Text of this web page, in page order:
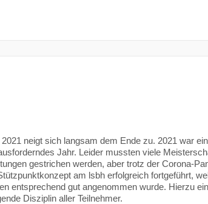
neigt sich langsam dem Ende zu. 2021 war
Jahr. Leider mussten viele
gestrichen werden, aber trotz der Corona-
am lsbh erfolgreich fortgeführt,
entsprechend gut angenommen wurde. Hierzu
Disziplin aller Teilnehmer.